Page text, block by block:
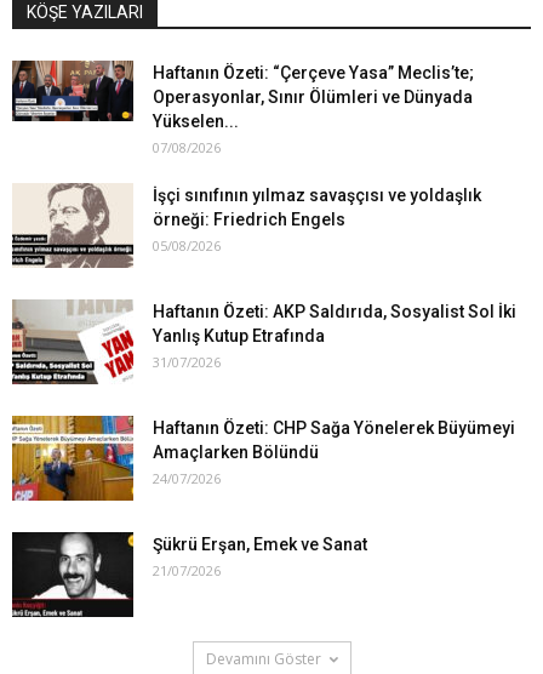
KÖŞE YAZILARI
Haftanın Özeti: “Çerçeve Yasa” Meclis’te;
Operasyonlar, Sınır Ölümleri ve Dünyada
Yükselen...
07/08/2026
İşçi sınıfının yılmaz savaşçısı ve yoldaşlık
örneği: Friedrich Engels
05/08/2026
Haftanın Özeti: AKP Saldırıda, Sosyalist Sol İki
Yanlış Kutup Etrafında
31/07/2026
Haftanın Özeti: CHP Sağa Yönelerek Büyümeyi
Amaçlarken Bölündü
24/07/2026
Şükrü Erşan, Emek ve Sanat
21/07/2026
Devamını Göster